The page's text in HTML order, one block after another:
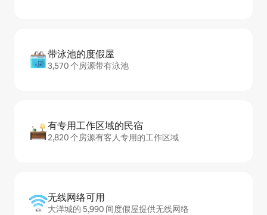
带泳池的度假屋
3,570 个房源带有泳池
有专用工作区域的民宿
2,820 个房源有客人专用的工作区域
无线网络可用
大洋城的 5,990 间度假屋提供无线网络